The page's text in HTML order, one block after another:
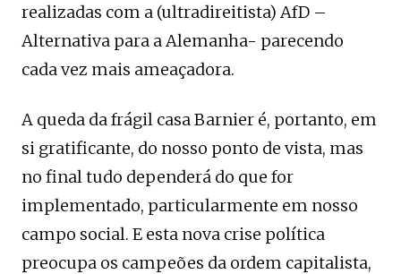
realizadas com a (ultradireitista) AfD –
Alternativa para a Alemanha- parecendo
cada vez mais ameaçadora.
A queda da frágil casa Barnier é, portanto, em
si gratificante, do nosso ponto de vista, mas
no final tudo dependerá do que for
implementado, particularmente em nosso
campo social. E esta nova crise política
preocupa os campeões da ordem capitalista,